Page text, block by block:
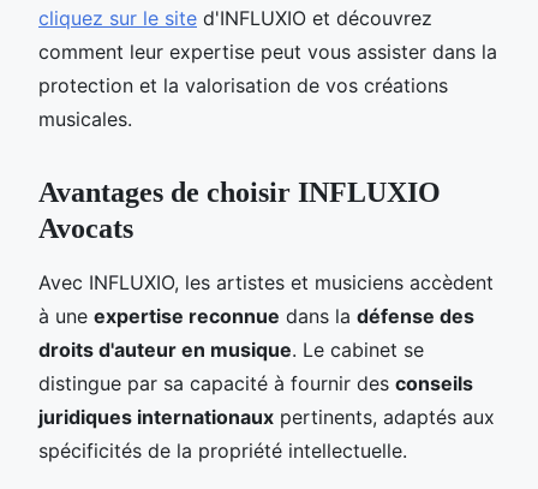
cliquez sur le site d'INFLUXIO et découvrez
comment leur expertise peut vous assister dans la
protection et la valorisation de vos créations
musicales.
Avantages de choisir INFLUXIO
Avocats
Avec INFLUXIO, les artistes et musiciens accèdent
à une expertise reconnue dans la défense des
droits d'auteur en musique. Le cabinet se
distingue par sa capacité à fournir des conseils
juridiques internationaux pertinents, adaptés aux
spécificités de la propriété intellectuelle.